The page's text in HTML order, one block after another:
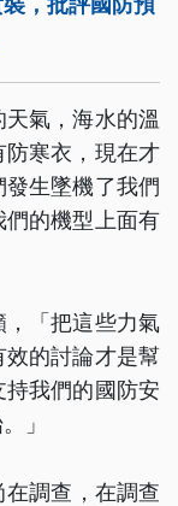
氣，海水的溫
防寒衣，現在才
生墜機了我們
的機型上面有
，「把這些力氣
的討論才是幫
我們的國防安
」
調查，在調查